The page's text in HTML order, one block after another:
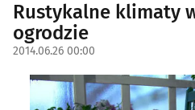
Rustykalne klimaty
ogrodzie
2014.06.26 00:00